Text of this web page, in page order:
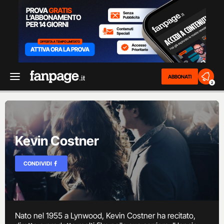
ABBONATI
2
Kevin Costner
CONDIVIDI
Nato nel 1955 a Lynwood, Kevin Costner ha recitato,